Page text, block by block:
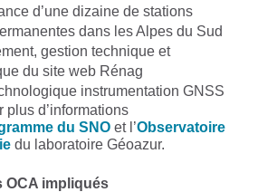
d’une dizaine de stations
dans les Alpes du Sud
gestion technique et
du site web Rénag
instrumentation GNSS
plus d’informations
du SNO et l’Observatoire
du laboratoire Géoazur.
OCA impliqués